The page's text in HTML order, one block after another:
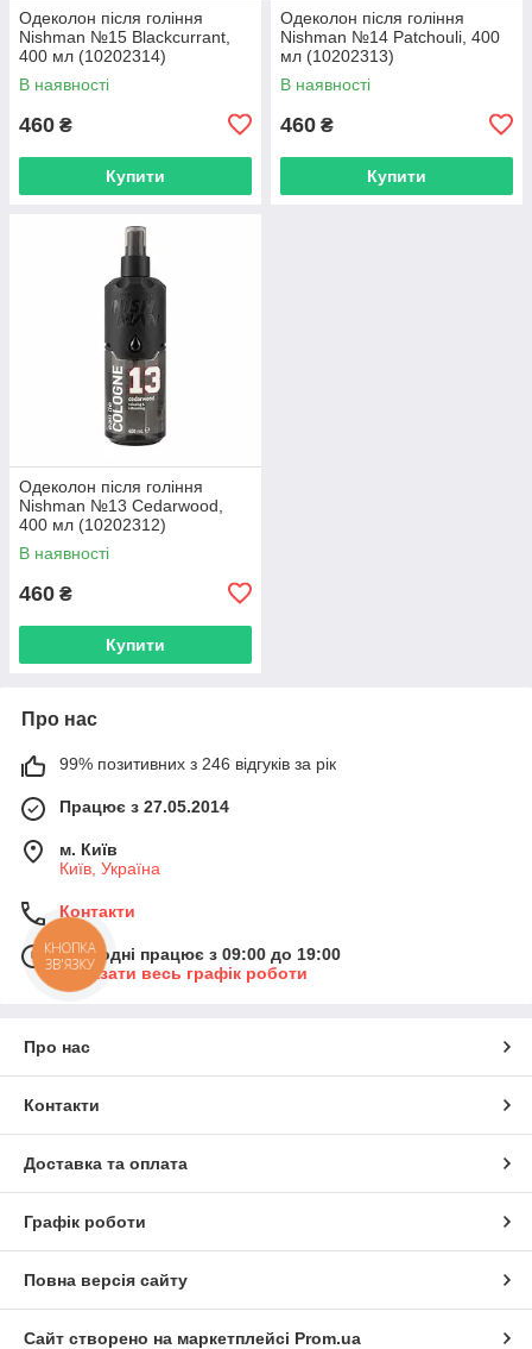
Одеколон після гоління
Nishman №15 Blackcurrant,
400 мл (10202314)
В наявності
460 ₴
Купити
Одеколон після гоління
Nishman №14 Patchouli, 400
мл (10202313)
В наявності
460 ₴
Купити
Одеколон після гоління
Nishman №13 Cedarwood,
400 мл (10202312)
В наявності
460 ₴
Купити
Про нас
99% позитивних з 246 відгуків за рік
Працює з 27.05.2014
м. Київ
Київ, Україна
Контакти
Сьогодні працює з 09:00 до 19:00
Показати весь графік роботи
Про нас
Контакти
Доставка та оплата
Графік роботи
Повна версія сайту
Сайт створено на маркетплейсі Prom.ua
КНОПКА
ЗВ'ЯЗКУ